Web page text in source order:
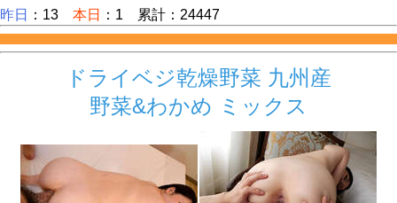
昨日 ：13 本日 ：1 累計：24447
ドライベジ乾燥野菜 九州産
野菜&わかめ ミックス